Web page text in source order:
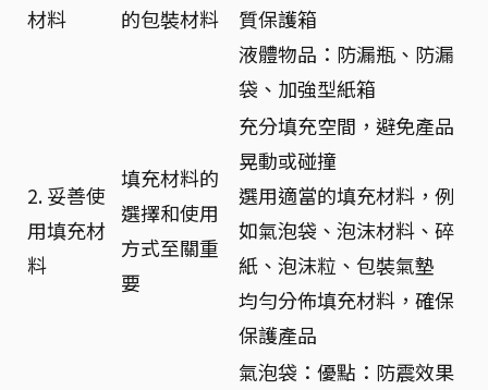
材料
的包裝材料
質保護箱
液體物品：防漏瓶、防漏
袋、加強型紙箱
2. 妥善使
用填充材
料
填充材料的
選擇和使用
方式至關重
要
充分填充空間，避免產品
晃動或碰撞
選用適當的填充材料，例
如氣泡袋、泡沫材料、碎
紙、泡沫粒、包裝氣墊
均勻分佈填充材料，確保
保護產品
氣泡袋：優點：防震效果